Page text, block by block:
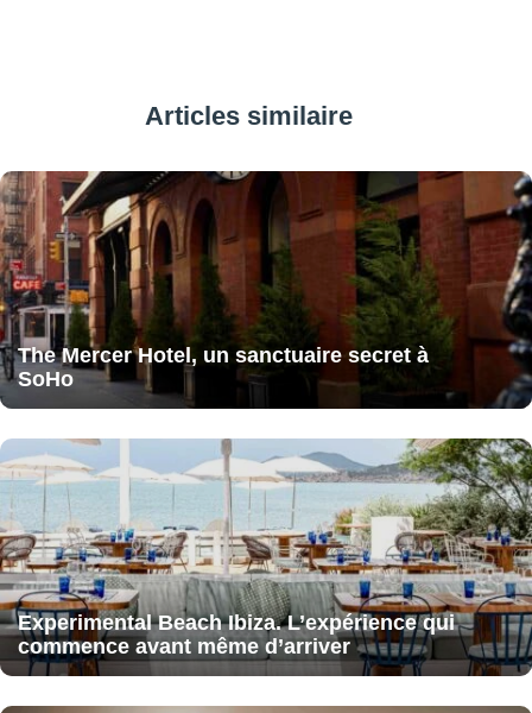
Articles similaire
The Mercer Hotel, un sanctuaire secret à
SoHo
Experimental Beach Ibiza. L’expérience qui
commence avant même d’arriver